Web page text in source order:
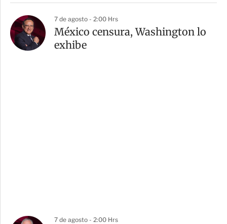
7 de agosto - 2:00 Hrs
México censura, Washington lo
exhibe
7 de agosto - 2:00 Hrs